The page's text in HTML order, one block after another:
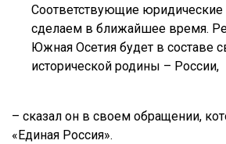
Соответствующие
сделаем в ближайшее время.
Южная Осетия будет в составе
исторической родины – России,
– сказал он в своем обращении,
«Единая Россия».